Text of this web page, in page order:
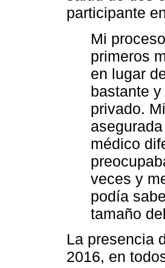
participante
Mi
primeros
en lugar
bastante
privado.
médico
veces y
podía
tamaño
La presencia
2016, en